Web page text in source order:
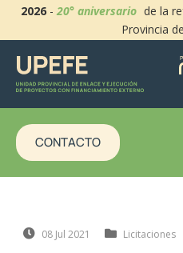
2026-20° aniversario de la
Provincia
CONTACTO
08 Jul 2021 Licitaciones